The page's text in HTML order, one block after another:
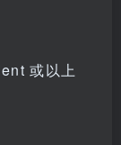
或以上